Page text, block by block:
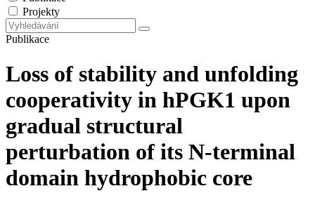
Projekty
Publikace
Loss of stability and unfolding
cooperativity in hPGK1 upon
gradual structural
perturbation of its N-terminal
domain hydrophobic core